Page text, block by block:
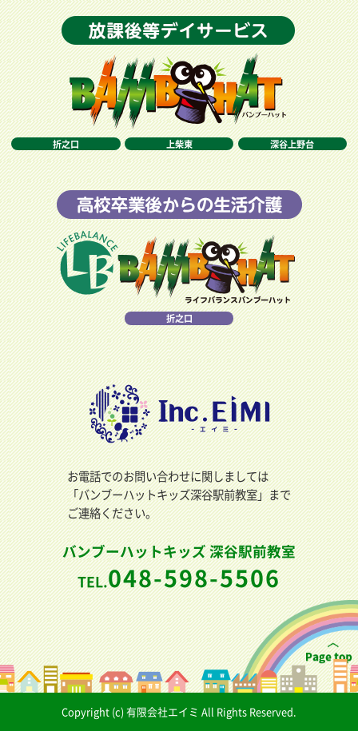
折之口 上柴東 深谷上野台
折之口
お電話でのお問い合わせに関しましては
「バンブーハットキッズ深谷駅前教室」まで
ご連絡ください。
バンブーハットキッズ 深谷駅前教室
TEL.048-598-5506
Copyright (c) 有限会社エイミ All Rights Reserved.